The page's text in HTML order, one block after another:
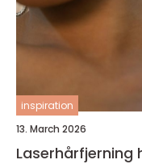
inspiration
13. March 2026
Laserhårfjerning hva du bør vite før du